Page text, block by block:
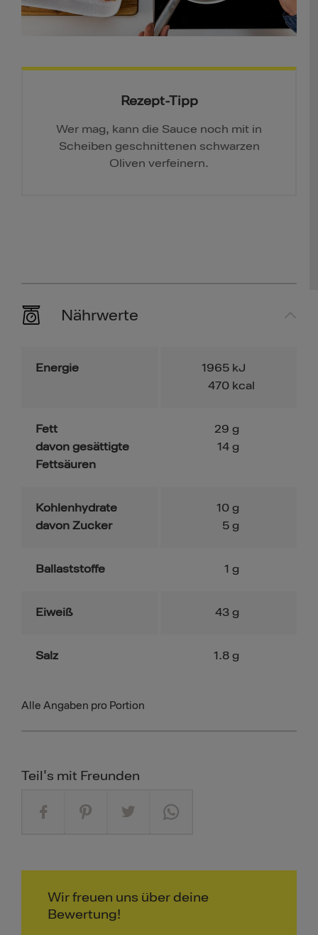
Rezept-Tipp
Wer mag, kann die Sauce noch mit in
Scheiben geschnittenen schwarzen
Oliven verfeinern.
Nährwerte
Energie 1965 kJ
470 kcal
Fett
davon gesättigte
Fettsäuren
29 g
14 g
Kohlenhydrate
davon Zucker
10 g
5 g
Ballaststoffe 1 g
Eiweiß 43 g
Salz 1.8 g
Alle Angaben pro Portion
Teil's mit Freunden
Wir freuen uns über deine
Bewertung!